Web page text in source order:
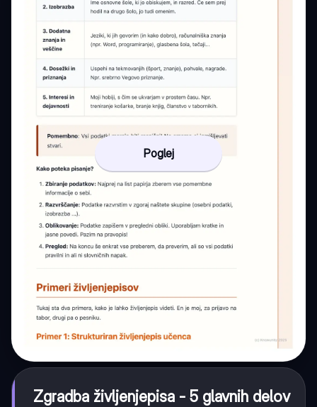
Poglej
Zgradba življenjepisa - 5 glavnih delov